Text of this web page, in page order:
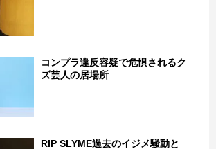
コンプラ違反容疑で危惧されるク
ズ芸人の居場所
RIP SLYME過去のイジメ騒動と